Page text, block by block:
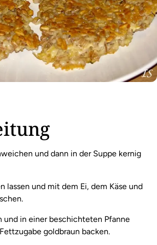
und dann in der Suppe kernig
lassen und mit dem Ei, dem Käse und
und in einer beschichteten Pfanne
goldbraun backen.